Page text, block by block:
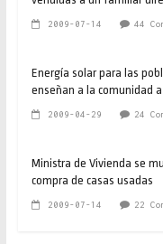
2009-07-14 44
Energía solar para las
enseñan a la comunidad
2009-04-29 24
Ministra de Vivienda se
compra de casas usadas
2009-07-14 22